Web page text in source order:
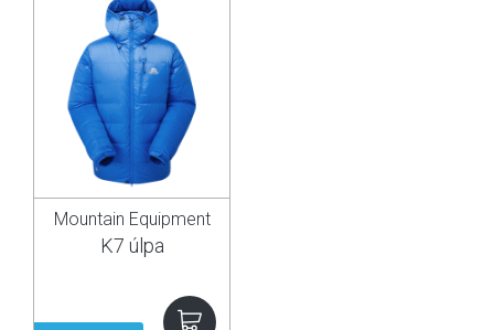
Mountain Equipment
K7 úlpa